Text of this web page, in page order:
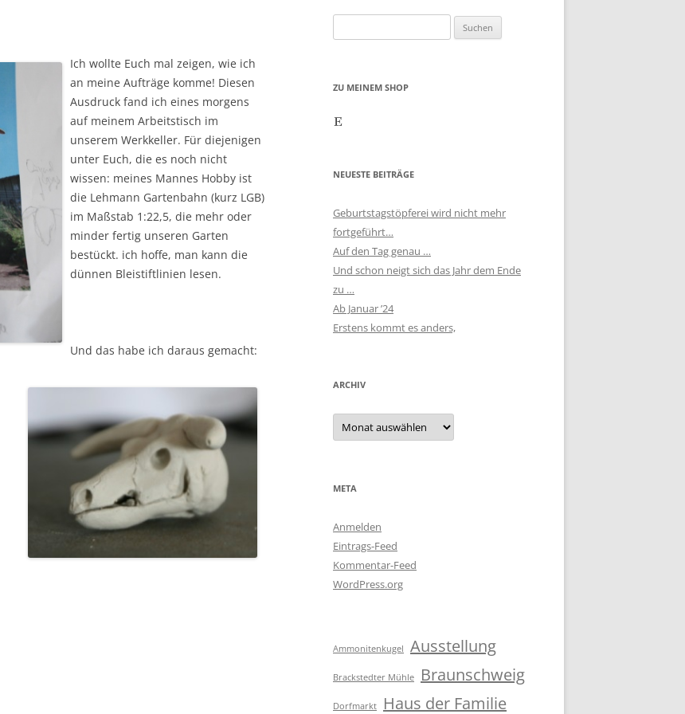
Ich wollte Euch mal zeigen, wie ich
an meine Aufträge komme! Diesen
Ausdruck fand ich eines morgens
auf meinem Arbeitstisch im
unserem Werkkeller. Für diejenigen
unter Euch, die es noch nicht
wissen: meines Mannes Hobby ist
die Lehmann Gartenbahn (kurz LGB)
im Maßstab 1:22,5, die mehr oder
minder fertig unseren Garten
bestückt. ich hoffe, man kann die
dünnen Bleistiftlinien lesen.
Und das habe ich daraus gemacht:
nach:
ZU MEINEM SHOP
Etsy
NEUESTE BEITRÄGE
Geburtstagstöpferei wird nicht mehr
fortgeführt…
Auf den Tag genau …
Und schon neigt sich das Jahr dem Ende
zu …
Ab Januar ’24
Erstens kommt es anders,
ARCHIV
Archiv
META
Anmelden
Eintrags-Feed
Kommentar-Feed
WordPress.org
Ammonitenkugel Ausstellung
Brackstedter Mühle Braunschweig
Dorfmarkt Haus der Familie